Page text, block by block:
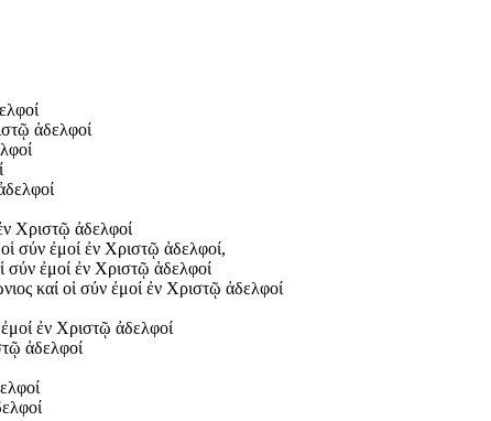
ἀδελφοί
Χριστῷ ἀδελφοί
σύν ἐμοί ἐν Χριστῷ ἀδελφοί,
ἐμοί ἐν Χριστῷ ἀδελφοί
καί οἱ σύν ἐμοί ἐν Χριστῷ ἀδελφοί
ἐν Χριστῷ ἀδελφοί
ἀδελφοί